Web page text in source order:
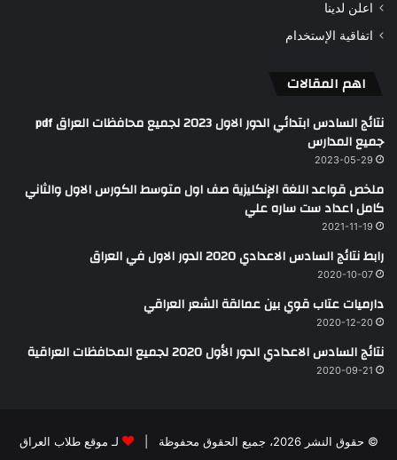
اعلن لدينا
اتفاقية الإستخدام
اهم المقالات
نتائج السادس ابتدائي الدور الاول 2023 لجميع محافظات العراق pdf
جميع المدارس
2023-05-29
ملخص قواعد اللغة الإنكليزية صف اول متوسط الكورس الاول والثاني
كامل اعداد ست ساره علي
2021-11-19
رابط نتائج السادس الاعدادي 2020 الدور الاول في العراق
2020-10-07
دارميات عتاب قوي بين عمالقة الشعر العراقي
2020-12-20
نتائج السادس الاعدادي الدور الأول 2020 لجميع المحافظات العراقية
2020-09-21
© حقوق النشر 2026، جميع الحقوق محفوظة | لـ موقع طلاب العراق